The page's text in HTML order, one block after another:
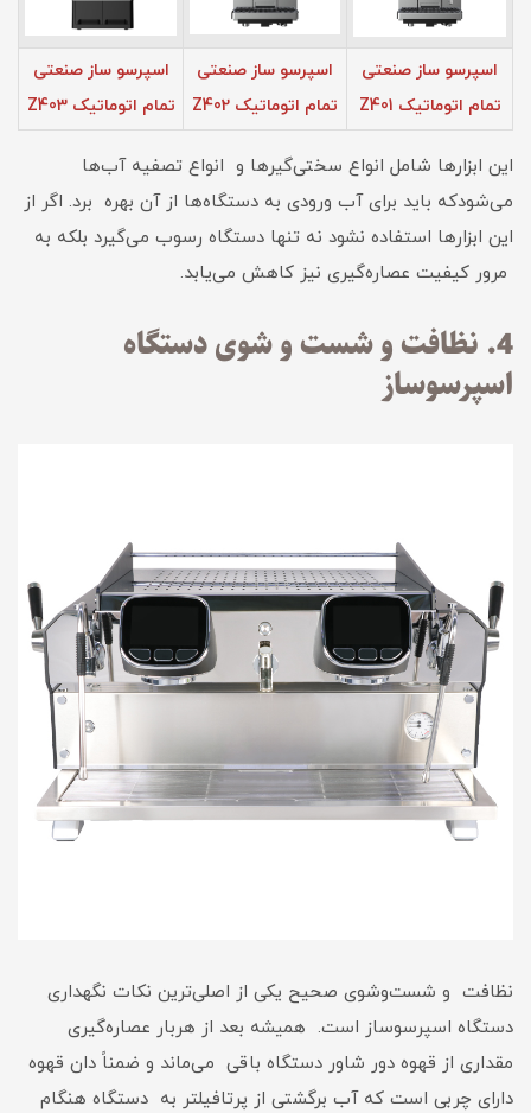
اسپرسو ساز صنعتی
تمام اتوماتیک Z401
اسپرسو ساز صنعتی
تمام اتوماتیک Z402
اسپرسو ساز صنعتی
تمام اتوماتیک Z403
این ابزارها شامل انواع سختی‌گیرها و انواع تصفیه آب‌ها
می‌شودکه باید برای آب ورودی به دستگاه‌ها از آن بهره برد. اگر از
این ابزارها استفاده نشود نه تنها دستگاه رسوب می‌گیرد بلکه به
مرور کیفیت عصاره‌گیری نیز کاهش می‌یابد.
4. نظافت و شست و شوی دستگاه
اسپرسوساز
نظافت و شست‌و‌شوی صحیح یکی از اصلی‌ترین نکات نگهداری
دستگاه اسپرسوساز است. همیشه بعد از هربار عصاره‌گیری
مقداری از قهوه‌ دور شاور دستگاه باقی می‌ماند و ضمناً دان قهوه‌
دارای چربی است که آب برگشتی از پرتافیلتر به دستگاه هنگام